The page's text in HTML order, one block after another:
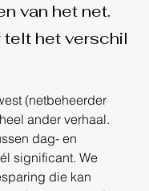
van het net.
telt het verschil
(netbeheerder
ander verhaal.
dag- en
significant. We
die kan